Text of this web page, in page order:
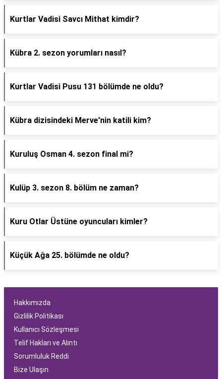
Kurtlar Vadisi Savcı Mithat kimdir?
Kübra 2. sezon yorumları nasıl?
Kurtlar Vadisi Pusu 131 bölümde ne oldu?
Kübra dizisindeki Merve'nin katili kim?
Kuruluş Osman 4. sezon final mi?
Kulüp 3. sezon 8. bölüm ne zaman?
Kuru Otlar Üstüne oyuncuları kimler?
Küçük Ağa 25. bölümde ne oldu?
Hakkımızda
Gizlilik Politikası
Kullanıcı Sözleşmesi
Telif Hakları ve Alıntı
Sorumluluk Reddi
Bize Ulaşın